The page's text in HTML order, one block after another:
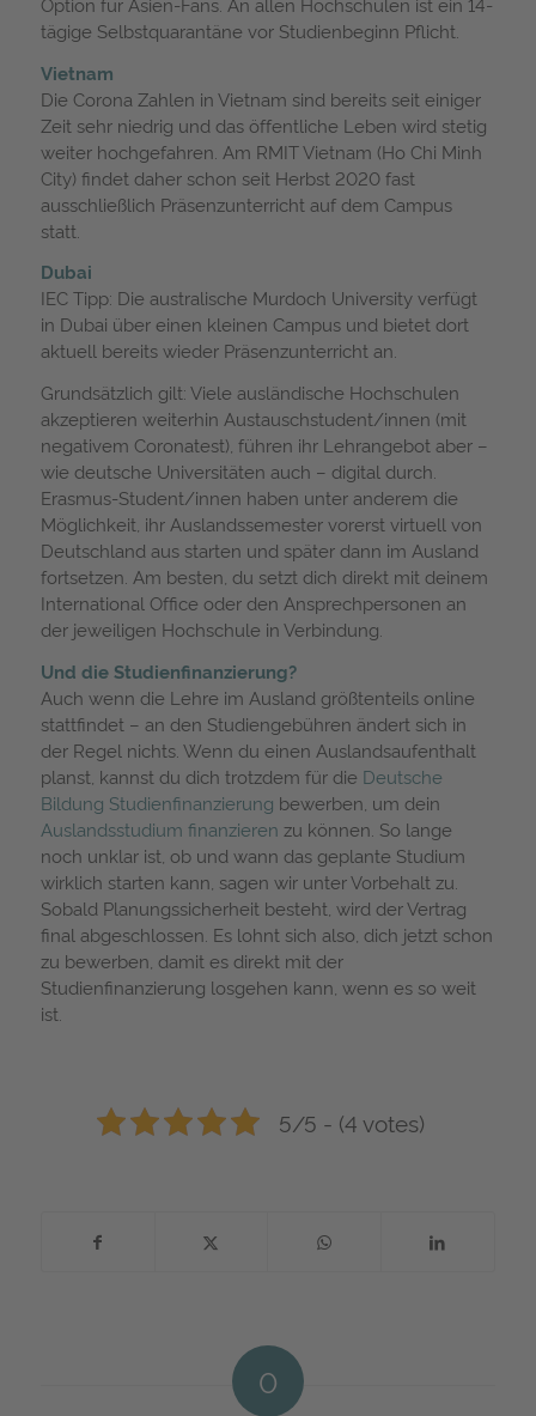
tägige Selbstquarantäne vor Studienbeginn Pflicht.
Vietnam
Die Corona Zahlen in Vietnam sind bereits seit einiger
Zeit sehr niedrig und das öffentliche Leben wird stetig
weiter hochgefahren. Am RMIT Vietnam (Ho Chi Minh
City) findet daher schon seit Herbst 2020 fast
ausschließlich Präsenzunterricht auf dem Campus
statt.
Dubai
IEC Tipp: Die australische Murdoch University verfügt
in Dubai über einen kleinen Campus und bietet dort
aktuell bereits wieder Präsenzunterricht an.
Grundsätzlich gilt: Viele ausländische Hochschulen
akzeptieren weiterhin Austauschstudent/innen (mit
negativem Coronatest), führen ihr Lehrangebot aber –
wie deutsche Universitäten auch – digital durch.
Erasmus-Student/innen haben unter anderem die
Möglichkeit, ihr Auslandssemester vorerst virtuell von
Deutschland aus starten und später dann im Ausland
fortsetzen. Am besten, du setzt dich direkt mit deinem
International Office oder den Ansprechpersonen an
der jeweiligen Hochschule in Verbindung.
Und die Studienfinanzierung?
Auch wenn die Lehre im Ausland größtenteils online
stattfindet – an den Studiengebühren ändert sich in
der Regel nichts. Wenn du einen Auslandsaufenthalt
planst, kannst du dich trotzdem für die Deutsche
Bildung Studienfinanzierung bewerben, um dein
Auslandsstudium finanzieren zu können. So lange
noch unklar ist, ob und wann das geplante Studium
wirklich starten kann, sagen wir unter Vorbehalt zu.
Sobald Planungssicherheit besteht, wird der Vertrag
final abgeschlossen. Es lohnt sich also, dich jetzt schon
zu bewerben, damit es direkt mit der
Studienfinanzierung losgehen kann, wenn es so weit
ist.
5/5 - (4 votes)
0